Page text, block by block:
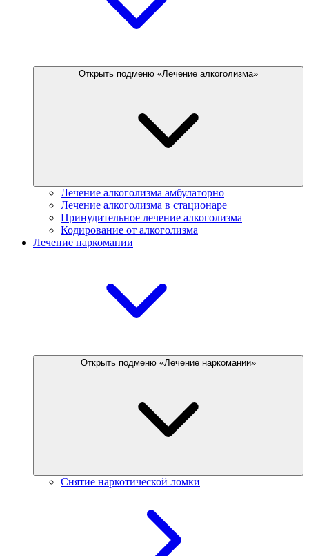
Открыть подменю «Лечение алкоголизма»
Лечение алкоголизма амбулаторно
Лечение алкоголизма в стационаре
Принудительное лечение алкоголизма
Кодирование от алкоголизма
Лечение наркомании
Открыть подменю «Лечение наркомании»
Снятие наркотической ломки